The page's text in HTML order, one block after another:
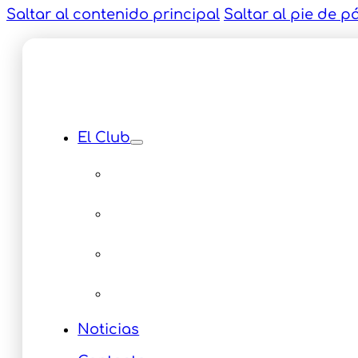
Saltar al contenido principal Saltar al pie de
El Club
Noticias